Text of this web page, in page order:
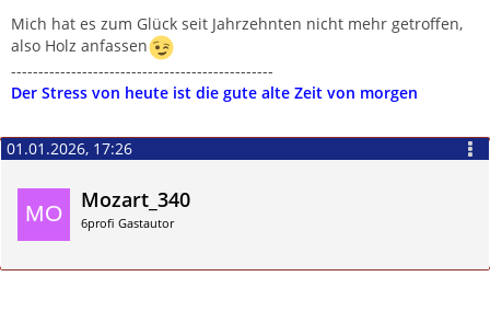
Mich hat es zum Glück seit Jahrzehnten nicht mehr getroffen,
also Holz anfassen
------------------------------------------------
Der Stress von heute ist die gute alte Zeit von morgen
01.01.2026, 17:26
Mozart_340
6profi Gastautor